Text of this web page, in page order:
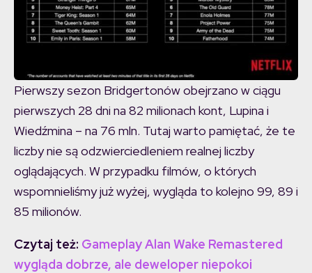
Pierwszy sezon Bridgertonów obejrzano w ciągu
pierwszych 28 dni na 82 milionach kont, Lupina i
Wiedźmina – na 76 mln. Tutaj warto pamiętać, że te
liczby nie są odzwierciedleniem realnej liczby
oglądających. W przypadku filmów, o których
wspomnieliśmy już wyżej, wygląda to kolejno 99, 89 i
85 milionów.
Czytaj też: Gameplay Alan Wake Remastered
wygląda dobrze, ale deweloper niepokoi